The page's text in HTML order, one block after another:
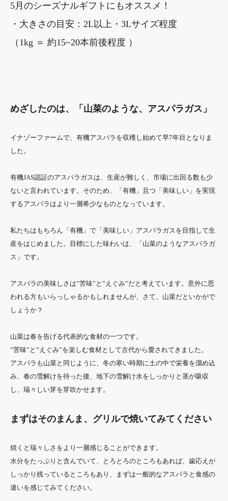
5月のシーズナルギフトにもオススメ！
・大きさの目安：2L以上・3Lサイズ程度
（1kg ＝ 約15~20本前後程度 ）
めざしたのは、「山菜のような、アスパラガス」
イナゾーファームで、有機アスパラを収穫し始めて早7年目となりま
した。
有機JAS認証のアスパラガスは、生産が難しく、市場に出回る数も少
ないと言われています。そのため、「有機」且つ「美味しい」を実現
するアスパラはより一層希少なものとなっています。
私たちはもちろん「有機」で「美味しい」アスパラガスを目指して生
産をはじめました。目標にした味わいは、「山菜のようなアスパラガ
ス」です。
アスパラの美味しさは”苦味”と”えぐみ”だと考えています。意外に思
われる方もいらっしゃるかもしれませんが、さて、山菜だといかがで
しょうか？
山菜は春を告げる代表的な食材の一つです。
”苦味”と”えぐみ”を楽しむ食材として古代から愛されてきました。
アスパラも山菜と同じように、冬の寒い時期に土の中で栄養を溜め込
み、春の雪解けを待った後、地下の雪解け水をしっかりと茎が吸収
し、瑞々しい芽を芽吹かせます。
まずはそのまんま、グリルで焼いてみてください
焼くと瑞々しさをより一層感じることができます。
水分をたっぷりと含んでいて、とろとろのところもあれば、歯応えが
しっかり残っているところもあり、まずは一般的なアスパラと食感の
違いを感じてみてください。